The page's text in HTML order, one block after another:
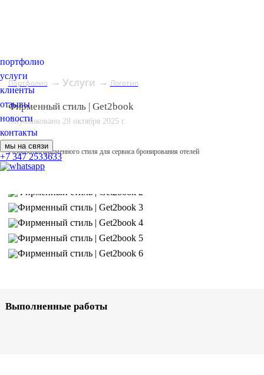
портфолио
услуги
клиенты
отзывы
новости
контакты
мы на связи
+7 347 2533633
Портфолио → Услуги → Логотип
Фирменный стиль | Get2book
Опубликовано 28 октября 2025 г.
Разработка фирменного стиля для сервиса бронирования отелей
Выполненные работы